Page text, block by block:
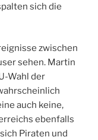
sich die
zwischen
sehen. Martin
Wahl der
auch keine,
ebenfalls
Piraten und